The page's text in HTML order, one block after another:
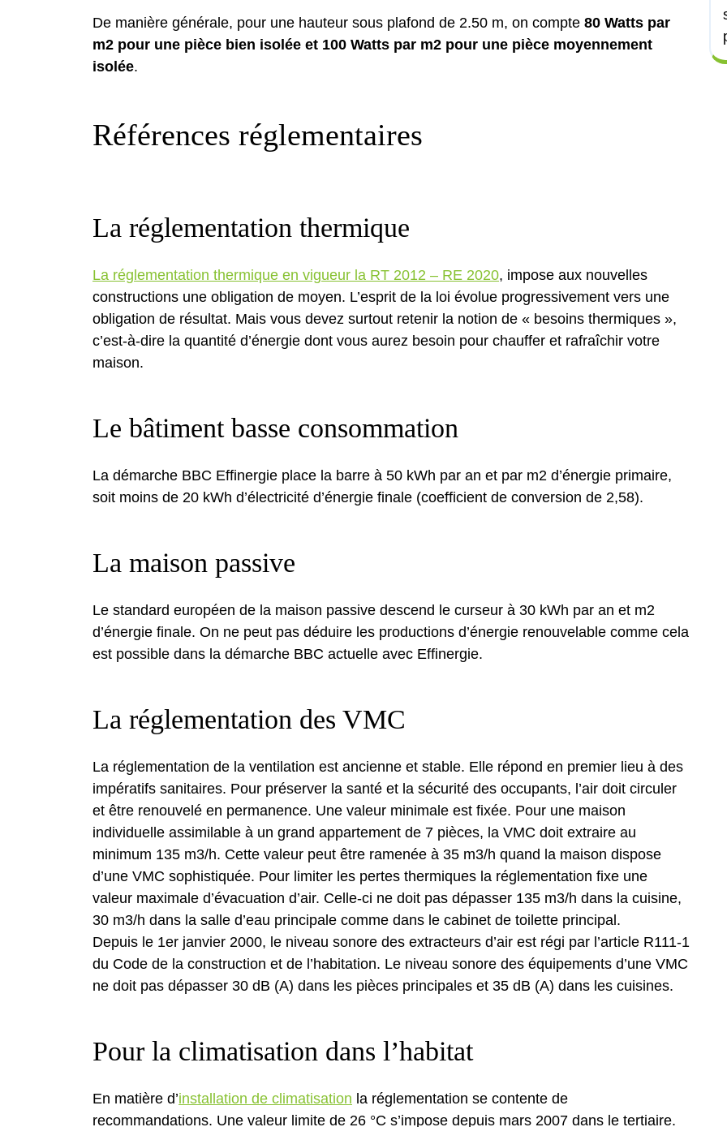
De manière générale, pour une hauteur sous plafond de 2.50 m, on compte 80 Watts par
m2 pour une pièce bien isolée et 100 Watts par m2 pour une pièce moyennement
isolée.
Références réglementaires
La réglementation thermique
La réglementation thermique en vigueur la RT 2012 – RE 2020, impose aux nouvelles
constructions une obligation de moyen. L’esprit de la loi évolue progressivement vers une
obligation de résultat. Mais vous devez surtout retenir la notion de « besoins thermiques »,
c’est-à-dire la quantité d’énergie dont vous aurez besoin pour chauffer et rafraîchir votre
maison.
Le bâtiment basse consommation
La démarche BBC Effinergie place la barre à 50 kWh par an et par m2 d’énergie primaire,
soit moins de 20 kWh d’électricité d’énergie finale (coefficient de conversion de 2,58).
La maison passive
Le standard européen de la maison passive descend le curseur à 30 kWh par an et m2
d’énergie finale. On ne peut pas déduire les productions d’énergie renouvelable comme cela
est possible dans la démarche BBC actuelle avec Effinergie.
La réglementation des VMC
La réglementation de la ventilation est ancienne et stable. Elle répond en premier lieu à des
impératifs sanitaires. Pour préserver la santé et la sécurité des occupants, l’air doit circuler
et être renouvelé en permanence. Une valeur minimale est fixée. Pour une maison
individuelle assimilable à un grand appartement de 7 pièces, la VMC doit extraire au
minimum 135 m3/h. Cette valeur peut être ramenée à 35 m3/h quand la maison dispose
d’une VMC sophistiquée. Pour limiter les pertes thermiques la réglementation fixe une
valeur maximale d’évacuation d’air. Celle-ci ne doit pas dépasser 135 m3/h dans la cuisine,
30 m3/h dans la salle d’eau principale comme dans le cabinet de toilette principal.
Depuis le 1er janvier 2000, le niveau sonore des extracteurs d’air est régi par l’article R111-1
du Code de la construction et de l’habitation. Le niveau sonore des équipements d’une VMC
ne doit pas dépasser 30 dB (A) dans les pièces principales et 35 dB (A) dans les cuisines.
Pour la climatisation dans l’habitat
En matière d’installation de climatisation la réglementation se contente de
recommandations. Une valeur limite de 26 °C s’impose depuis mars 2007 dans le tertiaire.